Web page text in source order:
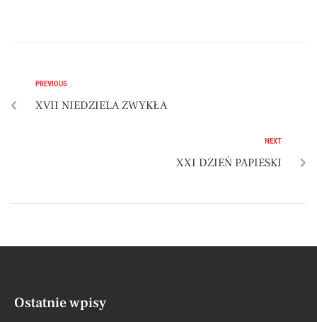
PREVIOUS
XVII NIEDZIELA ZWYKŁA
NEXT
XXI DZIEŃ PAPIESKI
Ostatnie wpisy